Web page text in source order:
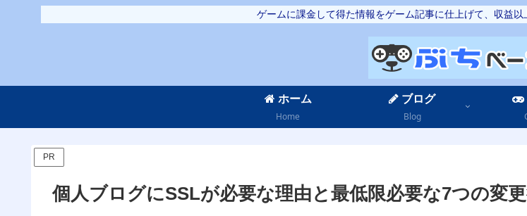
ゲームに課金して得た情報をゲーム記事に仕上げて、収益以
ホーム
Home
ブログ
Blog
PR
個人ブログにSSLが必要な理由と最低限必要な7つの変